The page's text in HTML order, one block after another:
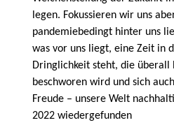
legen. Fokussieren wir uns
pandemiebedingt hinter uns
was vor uns liegt, eine Zeit in
Dringlichkeit steht, die überall
beschworen wird und sich
Freude – unsere Welt
2022 wiedergefunden